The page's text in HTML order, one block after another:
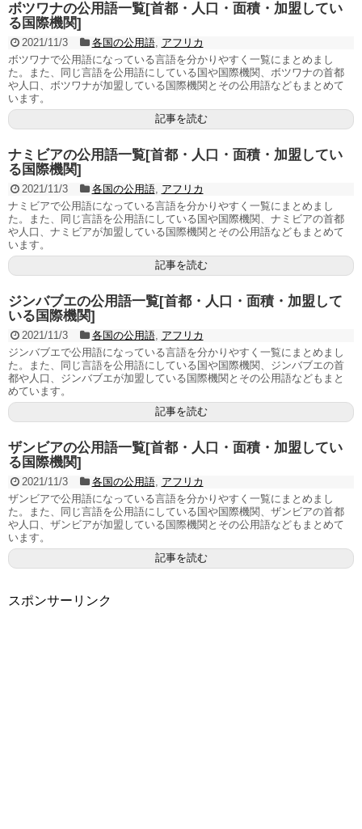
ボツワナの公用語一覧[首都・人口・面積・加盟してい
る国際機関]
2021/11/3 各国の公用語, アフリカ
ボツワナで公用語になっている言語を分かりやすく一覧にまとめまし
た。また、同じ言語を公用語にしている国や国際機関、ボツワナの首都
や人口、ボツワナが加盟している国際機関とその公用語などもまとめて
います。
記事を読む
ナミビアの公用語一覧[首都・人口・面積・加盟してい
る国際機関]
2021/11/3 各国の公用語, アフリカ
ナミビアで公用語になっている言語を分かりやすく一覧にまとめまし
た。また、同じ言語を公用語にしている国や国際機関、ナミビアの首都
や人口、ナミビアが加盟している国際機関とその公用語などもまとめて
います。
記事を読む
ジンバブエの公用語一覧[首都・人口・面積・加盟して
いる国際機関]
2021/11/3 各国の公用語, アフリカ
ジンバブエで公用語になっている言語を分かりやすく一覧にまとめまし
た。また、同じ言語を公用語にしている国や国際機関、ジンバブエの首
都や人口、ジンバブエが加盟している国際機関とその公用語などもまと
めています。
記事を読む
ザンビアの公用語一覧[首都・人口・面積・加盟してい
る国際機関]
2021/11/3 各国の公用語, アフリカ
ザンビアで公用語になっている言語を分かりやすく一覧にまとめまし
た。また、同じ言語を公用語にしている国や国際機関、ザンビアの首都
や人口、ザンビアが加盟している国際機関とその公用語などもまとめて
います。
記事を読む
スポンサーリンク